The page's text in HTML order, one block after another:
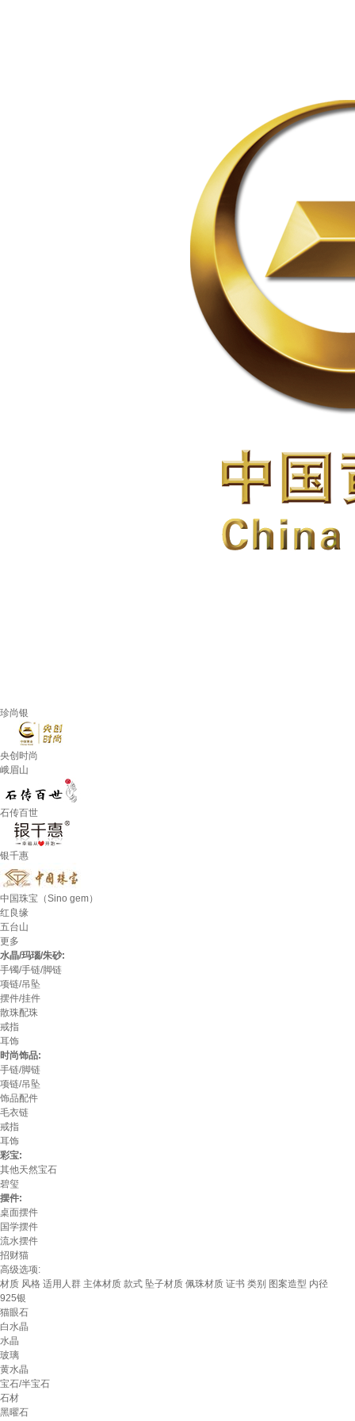
珍尚银
央创时尚
峨眉山
石传百世
银千惠
中国珠宝（Sino gem）
红良缘
五台山
更多
水晶/玛瑙/朱砂:
手镯/手链/脚链
项链/吊坠
摆件/挂件
散珠配珠
戒指
耳饰
时尚饰品:
手链/脚链
项链/吊坠
饰品配件
毛衣链
戒指
耳饰
彩宝:
其他天然宝石
碧玺
摆件:
桌面摆件
国学摆件
流水摆件
招财猫
高级选项:
材质 风格 适用人群 主体材质 款式 坠子材质 佩珠材质 证书 类别 图案造型 内径
925银
猫眼石
白水晶
水晶
玻璃
黄水晶
宝石/半宝石
石材
黑曜石